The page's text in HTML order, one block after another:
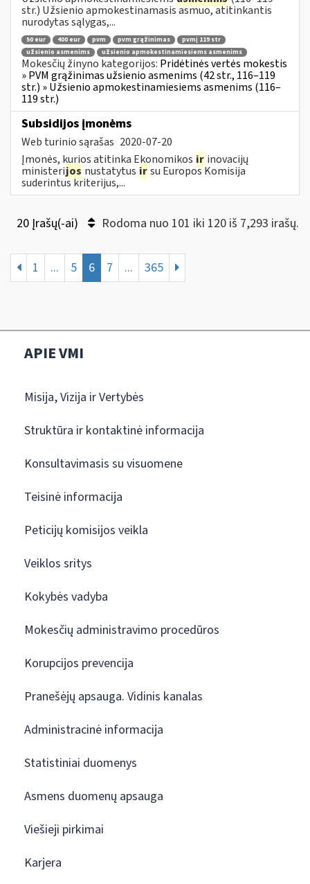
str.) Užsienio apmokestinamasis asmuo, atitinkantis
nurodytas sąlygas,...
50 eur 400 eur pvm pvm grąžinimas
pvmį 119 str
užsienio asmenims
užsienio apmokestinamiesiems asmenims
Mokesčių žinyno kategorijos: Pridėtinės vertės mokestis
» PVM grąžinimas užsienio asmenims (42 str., 116–119
str.) » Užsienio apmokestinamiesiems asmenims (116–
119 str.)
Subsidijos įmonėms
Web turinio sąrašas 2020-07-20
Įmonės, kurios atitinka Ekonomikos ir inovacijų
ministerijos nustatytus irsu Europos Komisija
suderintus kriterijus,...
20 Įrašų(-ai) Rodoma nuo 101 iki 120 iš 7,293 irašų.
1 ... 5 6 7 ... 365
APIE VMI
Misija, Vizija ir Vertybės
Struktūra ir kontaktinė informacija
Konsultavimasis su visuomene
Teisinė informacija
Peticijų komisijos veikla
Veiklos sritys
Kokybės vadyba
Mokesčių administravimo procedūros
Korupcijos prevencija
Pranešėjų apsauga. Vidinis kanalas
Administracinė informacija
Statistiniai duomenys
Asmens duomenų apsauga
Viešieji pirkimai
Karjera